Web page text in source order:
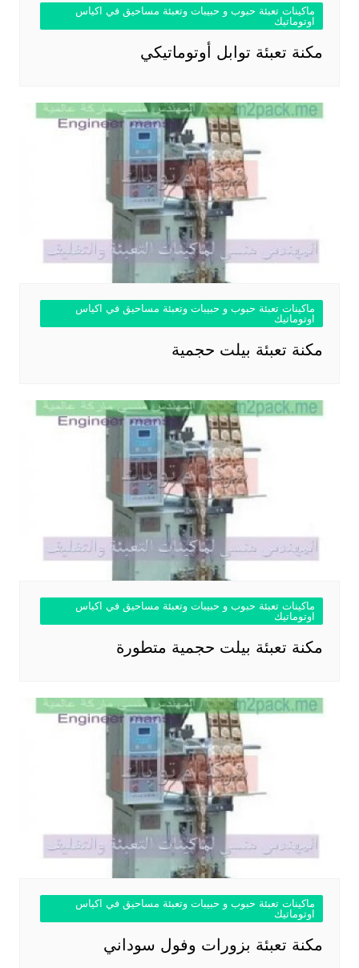
ماكينات تعبئة حبوب و حبيبات وتعبئة مساحيق في اكياس
اوتوماتيك
مكنة تعبئة توابل أوتوماتيكي
ماكينات تعبئة حبوب و حبيبات وتعبئة مساحيق في اكياس
اوتوماتيك
مكنة تعبئة بيلت حجمية
ماكينات تعبئة حبوب و حبيبات وتعبئة مساحيق في اكياس
اوتوماتيك
مكنة تعبئة بيلت حجمية متطورة
ماكينات تعبئة حبوب و حبيبات وتعبئة مساحيق في اكياس
اوتوماتيك
مكنة تعبئة بزورات وفول سوداني